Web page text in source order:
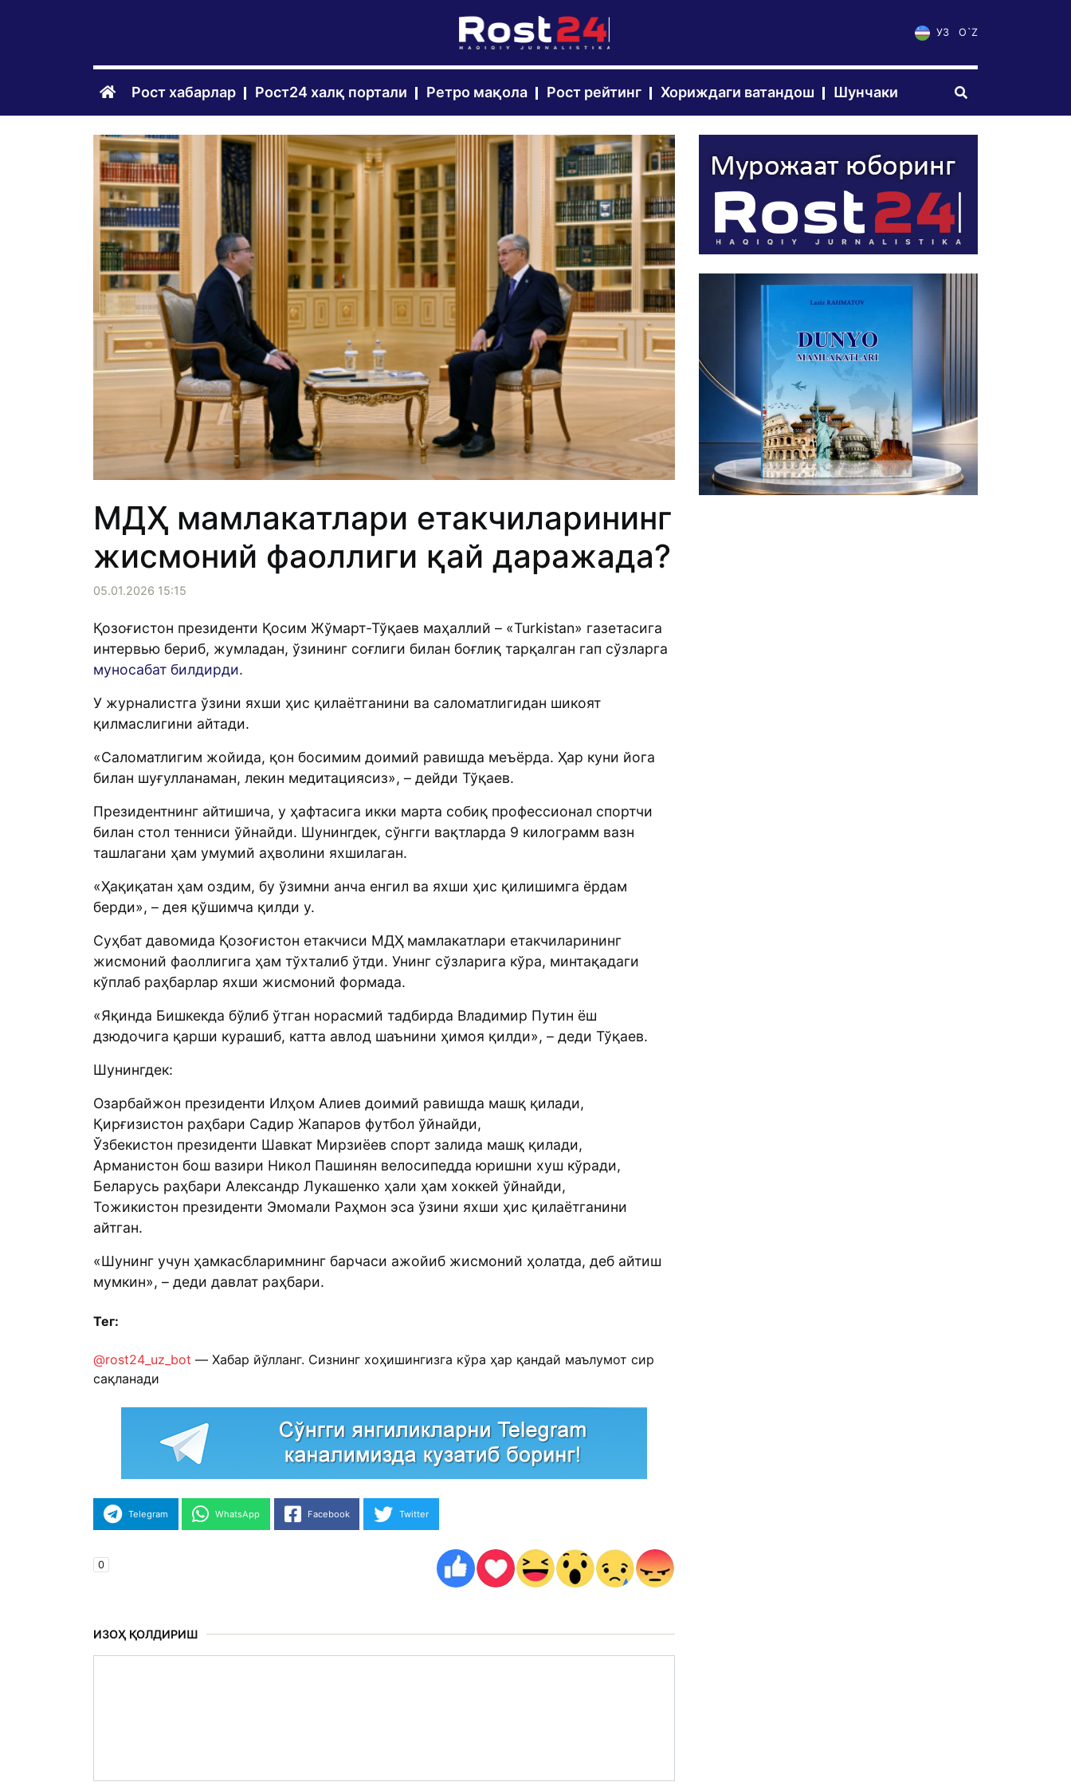
УЗ O`Z
Рост хабарлар Рост24 халқ портали Ретро мақола Рост рейтинг Хориждаги ватандош Шунчаки
МДҲ мамлакатлари етакчиларининг
жисмоний фаоллиги қай даражада?
05.01.2026 15:15
Қозоғистон президенти Қосим Жўмарт-Тўқаев маҳаллий – «Turkistan» газетасига
интервью бериб, жумладан, ўзининг соғлиги билан боғлиқ тарқалган гап сўзларга
муносабат билдирди.
У журналистга ўзини яхши ҳис қилаётганини ва саломатлигидан шикоят
қилмаслигини айтади.
«Саломатлигим жойида, қон босимим доимий равишда меъёрда. Ҳар куни йога
билан шуғулланаман, лекин медитациясиз», – дейди Тўқаев.
Президентнинг айтишича, у ҳафтасига икки марта собиқ профессионал спортчи
билан стол тенниси ўйнайди. Шунингдек, сўнгги вақтларда 9 килограмм вазн
ташлагани ҳам умумий аҳволини яхшилаган.
«Ҳақиқатан ҳам оздим, бу ўзимни анча енгил ва яхши ҳис қилишимга ёрдам
берди», – дея қўшимча қилди у.
Суҳбат давомида Қозоғистон етакчиси МДҲ мамлакатлари етакчиларининг
жисмоний фаоллигига ҳам тўхталиб ўтди. Унинг сўзларига кўра, минтақадаги
кўплаб раҳбарлар яхши жисмоний формада.
«Яқинда Бишкекда бўлиб ўтган норасмий тадбирда Владимир Путин ёш
дзюдочига қарши курашиб, катта авлод шаънини ҳимоя қилди», – деди Тўқаев.
Шунингдек:
Озарбайжон президенти Илҳом Алиев доимий равишда машқ қилади,
Қирғизистон раҳбари Садир Жапаров футбол ўйнайди,
Ўзбекистон президенти Шавкат Мирзиёев спорт залида машқ қилади,
Арманистон бош вазири Никол Пашинян велосипедда юришни хуш кўради,
Беларусь раҳбари Александр Лукашенко ҳали ҳам хоккей ўйнайди,
Тожикистон президенти Эмомали Раҳмон эса ўзини яхши ҳис қилаётганини
айтган.
«Шунинг учун ҳамкасбларимнинг барчаси ажойиб жисмоний ҳолатда, деб айтиш
мумкин», – деди давлат раҳбари.
Тег:
@rost24_uz_bot — Хабар йўлланг. Сизнинг хоҳишингизга кўра ҳар қандай маълумот сир
сақланади
Telegram WhatsApp Facebook Twitter
0
ИЗОҲ ҚОЛДИРИШ